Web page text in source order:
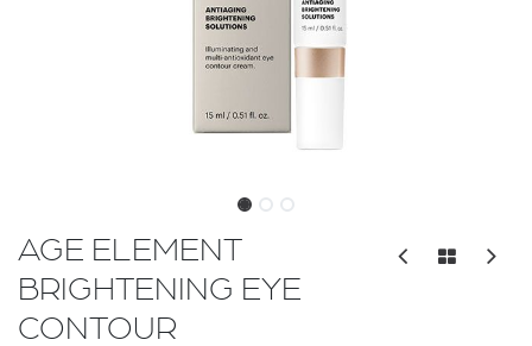
AGE ELEMENT
BRIGHTENING EYE
CONTOUR